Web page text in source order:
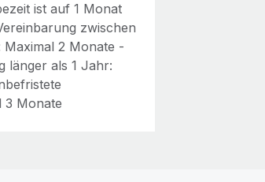
ist auf 1 Monat
zwischen
2 Monate -
länger als 1 Jahr:
3 Monate